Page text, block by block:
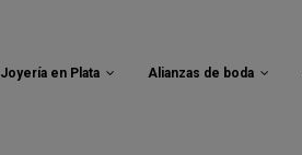
Joyería en Plata Alianzas de boda